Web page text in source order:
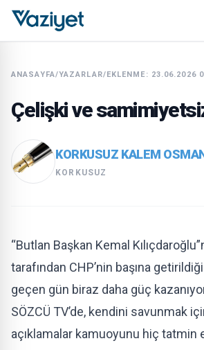
ANASAYFA/YAZARLAR/EKLENME: 23.06.2026
Çelişki ve
KORKUSUZ KALEM
KORKUSUZ
“Butlan Başkan Kemal
tarafından CHP’nin başına
geçen gün biraz daha güç
SÖZCÜ TV’de, kendini savunmak
açıklamalar kamuoyunu hiç tatmin